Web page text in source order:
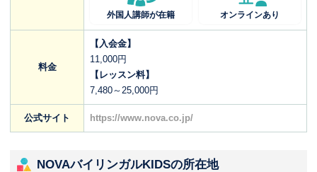
外国人講師が在籍 オンラインあり
料金
【入会金】
11,000円
【レッスン料】
7,480～25,000円
公式サイト https://www.nova.co.jp/
NOVAバイリンガルKIDSの所在地